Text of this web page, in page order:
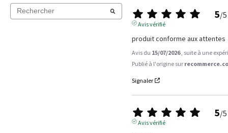
5/5
Avis vérifié
produit conforme aux attentes
Avis du 15/07/2026 , suite à une
Publié à l'origine sur
Signaler
5/5
Avis vérifié